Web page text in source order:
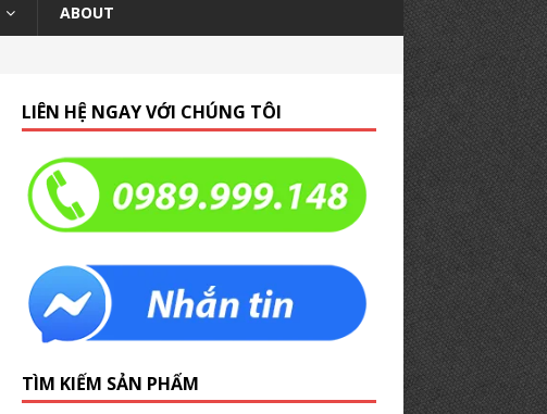
ABOUT
LIÊN HỆ NGAY VỚI CHÚNG TÔI
TÌM KIẾM SẢN PHẨM